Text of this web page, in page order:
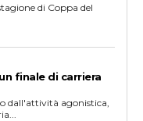
di Coppa del
finale di carriera
dall'attività agonistica,